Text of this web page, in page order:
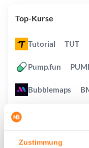
Zustimmung
Top-Kurse
Tutorial TUT
Pump.fun
Bubblemaps